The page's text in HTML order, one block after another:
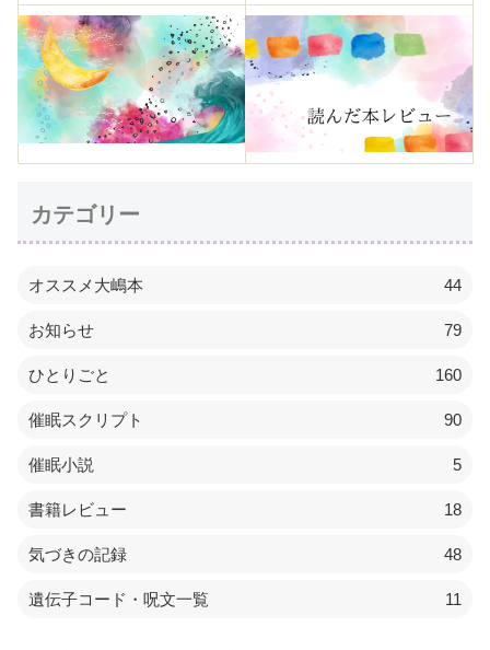
カテゴリー
オススメ大嶋本 44
お知らせ 79
ひとりごと 160
催眠スクリプト 90
催眠小説 5
書籍レビュー 18
気づきの記録 48
遺伝子コード・呪文一覧 11